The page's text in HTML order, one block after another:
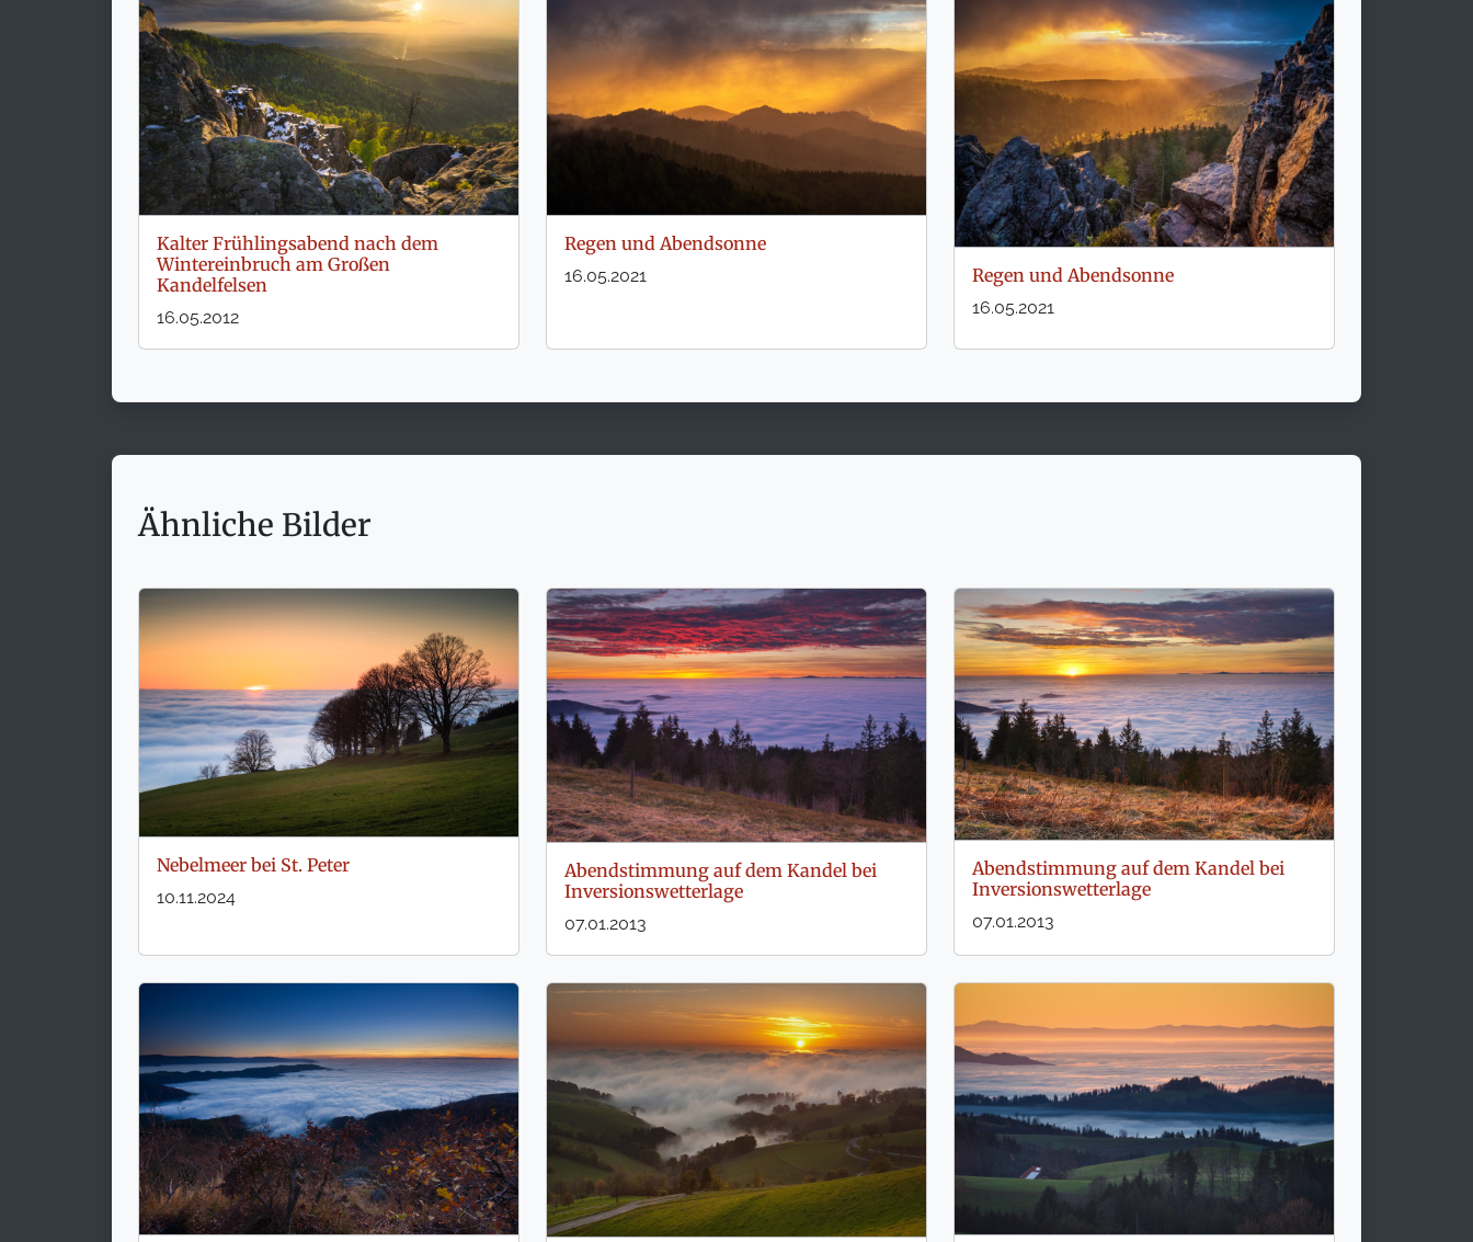
Kalter Frühlingsabend nach dem
Wintereinbruch am Großen
Kandelfelsen
16.05.2012
Regen und Abendsonne
16.05.2021 Regen und Abendsonne
16.05.2021
Ähnliche Bilder
Nebelmeer bei St. Peter
10.11.2024
Abendstimmung auf dem Kandel bei
Inversionswetterlage
07.01.2013
Abendstimmung auf dem Kandel bei
Inversionswetterlage
07.01.2013